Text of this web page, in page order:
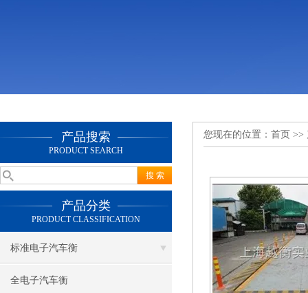
产品搜索
PRODUCT SEARCH
产品分类
PRODUCT CLASSIFICATION
标准电子汽车衡
全电子汽车衡
您现在的位置： 首页 >>